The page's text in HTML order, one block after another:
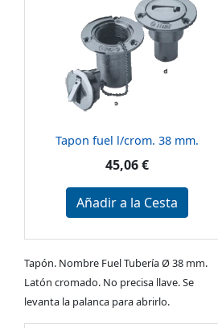
Tapon fuel l/crom. 38 mm.
45,06 €
Añadir a la Cesta
Tapón. Nombre Fuel Tubería Ø 38 mm.
Latón cromado. No precisa llave. Se
levanta la palanca para abrirlo.